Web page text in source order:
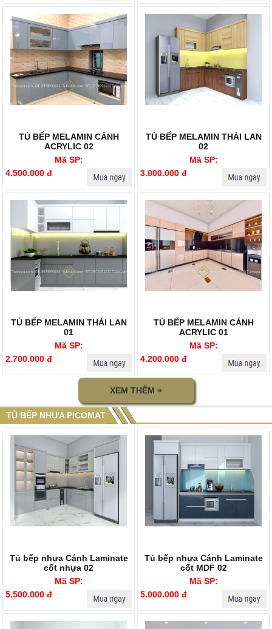
TỦ BẾP MELAMIN CÁNH
ACRYLIC 02
Mã SP:
4.500.000 đ
TỦ BẾP MELAMIN THÁI LAN
02
Mã SP:
3.000.000 đ
TỦ BẾP MELAMIN THÁI LAN
01
Mã SP:
2.700.000 đ
TỦ BẾP MELAMIN CÁNH
ACRYLIC 01
Mã SP:
4.200.000 đ
XEM THÊM »
TỦ BẾP NHỰA PICOMAT
Tủ bếp nhựa Cánh Laminate
cốt nhựa 02
Mã SP:
5.500.000 đ
Tủ bếp nhựa Cánh Laminate
cốt MDF 02
Mã SP:
5.000.000 đ